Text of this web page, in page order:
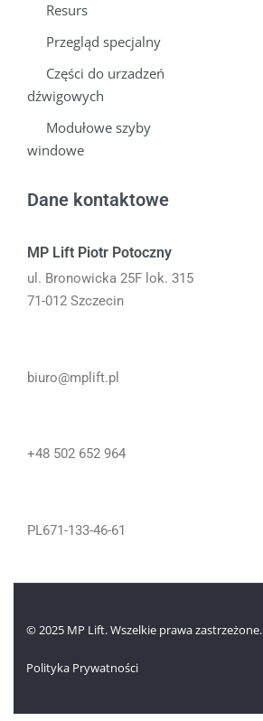
Resurs
Przegląd specjalny
Części do urzadzeń
dźwigowych
Modułowe szyby
windowe
Dane kontaktowe
MP Lift Piotr Potoczny
ul. Bronowicka 25F lok. 315
71-012 Szczecin
biuro@mplift.pl
+48 502 652 964
PL671-133-46-61
© 2025 MP Lift. Wszelkie prawa zastrzeżone.
Polityka Prywatności